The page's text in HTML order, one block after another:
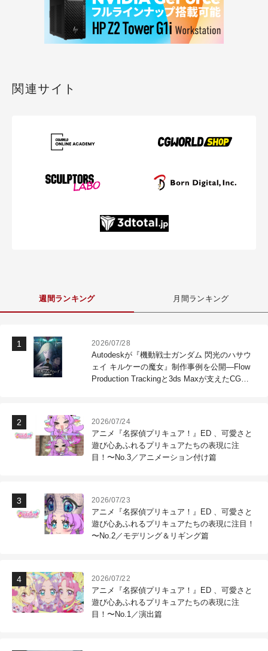
関連サイト
週間ランキング 月間ランキング
2026/07/28
Autodeskが『機動戦士ガンダム 閃光のハサウ
ェイ キルケーの魔女』制作事例を公開―Flow
Production Trackingと3ds Maxが支えたCG制
2026/07/24
アニメ『名探偵プリキュア！』ED 、可愛さと
遊び心あふれるプリキュアたちの表現に注
目！〜No.3／アニメーション付け篇
2026/07/23
アニメ『名探偵プリキュア！』ED 、可愛さと
遊び心あふれるプリキュアたちの表現に注目！
〜No.2／モデリング＆リギング篇
2026/07/22
アニメ『名探偵プリキュア！』ED 、可愛さと
遊び心あふれるプリキュアたちの表現に注
目！〜No.1／演出篇